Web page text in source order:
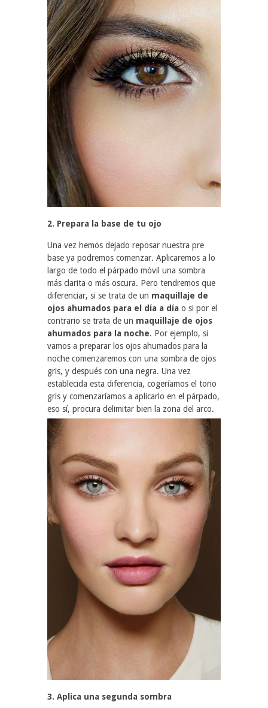
2. Prepara la base de tu ojo
Una vez hemos dejado reposar nuestra pre
base ya podremos comenzar. Aplicaremos a lo
largo de todo el párpado móvil una sombra
más clarita o más oscura. Pero tendremos que
diferenciar, si se trata de un maquillaje de
ojos ahumados para el día a día o si por el
contrario se trata de un maquillaje de ojos
ahumados para la noche. Por ejemplo, si
vamos a preparar los ojos ahumados para la
noche comenzaremos con una sombra de ojos
gris, y después con una negra. Una vez
establecida esta diferencia, cogeríamos el tono
gris y comenzaríamos a aplicarlo en el párpado,
eso sí, procura delimitar bien la zona del arco.
3. Aplica una segunda sombra